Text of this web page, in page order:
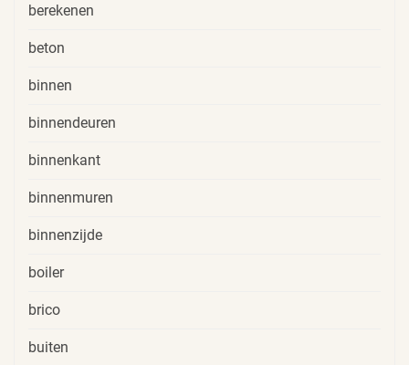
berekenen
beton
binnen
binnendeuren
binnenkant
binnenmuren
binnenzijde
boiler
brico
buiten